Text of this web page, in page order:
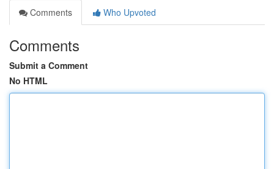
Comments
Who Upvoted
Comments
Submit a Comment
No HTML